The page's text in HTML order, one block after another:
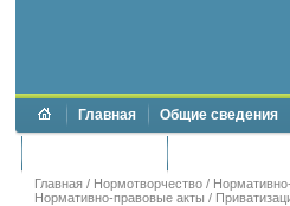
Главная Общие сведения
Главная / Нормотворчество /
Нормативно-правовые акты /